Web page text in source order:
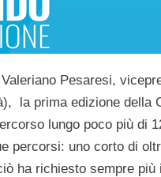
Valeriano Pesaresi,
la prima edizione della
lungo poco più di
percorsi: uno corto di
ha richiesto sempre